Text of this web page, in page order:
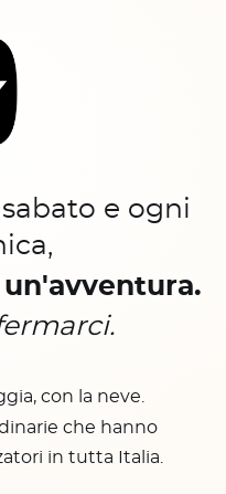
e ogni
con la neve.
che hanno
in tutta Italia.